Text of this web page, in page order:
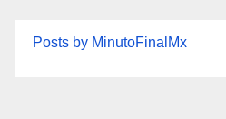
Posts by MinutoFinalMx